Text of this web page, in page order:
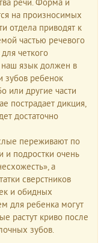
на произносимых
отдела приводят к
частью речевого
четкого
наш язык должен в
зубов ребенок
или другие части
пострадает дикция,
достаточно
переживают по
и подростки очень
а
сверстников
и обидных
для ребенка могут
растут криво после
зубов.